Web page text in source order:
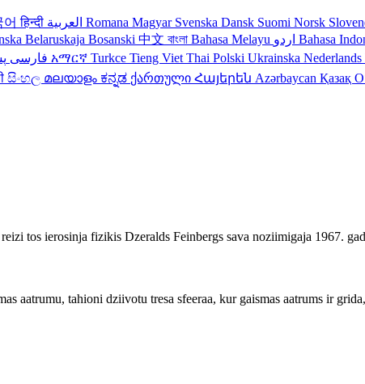
어हिन्दी Romana Magyar Svenska Dansk Suomi Norsk
Belaruskaja Bosanski 中文 বাংলা Bahasa Melayu Bahasa
فارسی አማርኛ Turkce Tieng Viet Thai Polski Ukrainska Nederlands
සිංහල മലയാളം ಕನ್ನಡ ქართული Հայերեն Azərbaycan Қазақ
tos ierosinja fizikis Dzeralds Feinbergs sava noziimigaja 1967.
aatrumu, tahioni dziivotu tresa sfeeraa, kur gaismas aatrums ir